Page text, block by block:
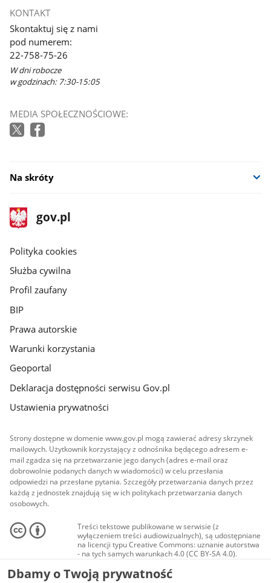
KONTAKT
Skontaktuj się z nami
pod numerem:
22-758-75-26
W dni robocze
w godzinach: 7:30-15:05
MEDIA SPOŁECZNOŚCIOWE:
Na skróty
stopka
gov.pl
Strona
gov.pl
gov.pl
Polityka cookies
Służba cywilna
Profil zaufany
BIP
Prawa autorskie
Warunki korzystania
Geoportal
Deklaracja dostępności serwisu Gov.pl
Ustawienia prywatności
Strony dostępne w domenie www.gov.pl mogą zawierać adresy skrzynek
mailowych. Użytkownik korzystający z odnośnika będącego adresem e-
mail zgadza się na przetwarzanie jego danych (adres e-mail oraz
dobrowolnie podanych danych w wiadomości) w celu przesłania
odpowiedzi na przesłane pytania. Szczegóły przetwarzania danych przez
każdą z jednostek znajdują się w ich politykach przetwarzania danych
osobowych.
Treści tekstowe publikowane w serwisie (z
wyłączeniem treści audiowizualnych), są udostępniane
na licencji typu Creative Commons: uznanie autorstwa
- na tych samych warunkach 4.0 (CC BY-SA 4.0).
Materiały audiowizualne, w tym zdjęcia, materiały
audio i wideo, są udostępniane na licencji typu
Creative Commons: uznanie autorstwa użycie
Dbamy o Twoją prywatność